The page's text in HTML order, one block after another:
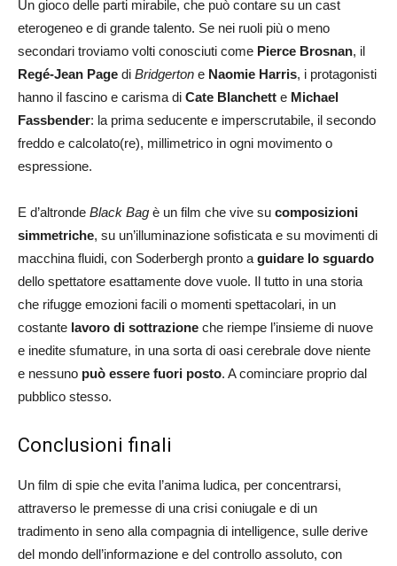
Un gioco delle parti mirabile, che può contare su un cast
eterogeneo e di grande talento. Se nei ruoli più o meno
secondari troviamo volti conosciuti come Pierce Brosnan, il
Regé-Jean Page di Bridgerton e Naomie Harris, i protagonisti
hanno il fascino e carisma di Cate Blanchett e Michael
Fassbender: la prima seducente e imperscrutabile, il secondo
freddo e calcolato(re), millimetrico in ogni movimento o
espressione.
E d’altronde Black Bag è un film che vive su composizioni
simmetriche, su un’illuminazione sofisticata e su movimenti di
macchina fluidi, con Soderbergh pronto a guidare lo sguardo
dello spettatore esattamente dove vuole. Il tutto in una storia
che rifugge emozioni facili o momenti spettacolari, in un
costante lavoro di sottrazione che riempe l’insieme di nuove
e inedite sfumature, in una sorta di oasi cerebrale dove niente
e nessuno può essere fuori posto. A cominciare proprio dal
pubblico stesso.
Conclusioni finali
Un film di spie che evita l’anima ludica, per concentrarsi,
attraverso le premesse di una crisi coniugale e di un
tradimento in seno alla compagnia di intelligence, sulle derive
del mondo dell’informazione e del controllo assoluto, con